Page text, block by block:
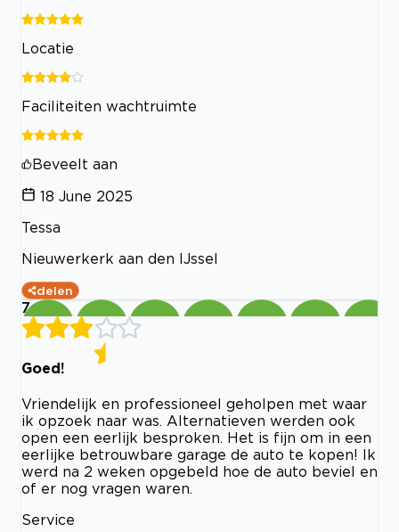
Locatie
Faciliteiten wachtruimte
Beveelt aan
18 June 2025
Tessa
Nieuwerkerk aan den IJssel
delen
7
Goed!
Vriendelijk en professioneel geholpen met waar
ik opzoek naar was. Alternatieven werden ook
open een eerlijk besproken. Het is fijn om in een
eerlijke betrouwbare garage de auto te kopen! Ik
werd na 2 weken opgebeld hoe de auto beviel en
of er nog vragen waren.
Service